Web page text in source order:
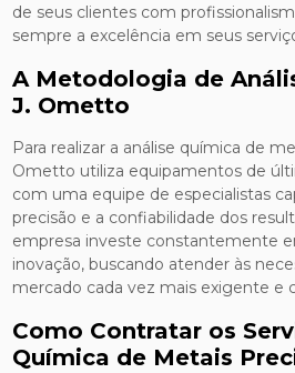
de seus clientes com
sempre a excelência em seus
A Metodologia de
J. Ometto
Para realizar a análise química de
Ometto utiliza equipamentos de
com uma equipe de especialistas
precisão e a confiabilidade dos
empresa investe constantemente
inovação, buscando atender às
mercado cada vez mais exigente e
Como Contratar os
Química de Metais